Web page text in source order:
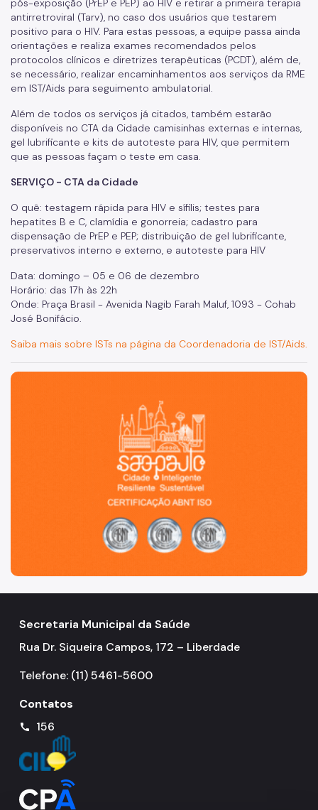
Gestão Participativa
Hospital do Servidor Público Municipal
Judicialização da Saúde
Licitações e Compras Públicas
Atas de Registro de Preços
Editais / Consulta Pública
Manuais de Identidade Visual
Notícias
Ouvidoria
SAMU 192
Tecnologia da Informação e Comunicação
Vigilância em Saúde
pós-exposição (PrEP e PEP) ao HIV e retirar a primeira terapia
antirretroviral (Tarv), no caso dos usuários que testarem
positivo para o HIV. Para estas pessoas, a equipe passa ainda
orientações e realiza exames recomendados pelos
protocolos clínicos e diretrizes terapêuticas (PCDT), além de,
se necessário, realizar encaminhamentos aos serviços da RME
em IST/Aids para seguimento ambulatorial.
Além de todos os serviços já citados, também estarão
disponíveis no CTA da Cidade camisinhas externas e internas,
gel lubrificante e kits de autoteste para HIV, que permitem
que as pessoas façam o teste em casa.
SERVIÇO - CTA da Cidade
O quê: testagem rápida para HIV e sífilis; testes para
hepatites B e C, clamídia e gonorreia; cadastro para
dispensação de PrEP e PEP; distribuição de gel lubrificante,
preservativos interno e externo, e autoteste para HIV
Data: domingo – 05 e 06 de dezembro
Horário: das 17h às 22h
Onde: Praça Brasil - Avenida Nagib Farah Maluf, 1093 - Cohab
José Bonifácio.
Saiba mais sobre ISTs na página da Coordenadoria de IST/Aids.
São Paulo, cidade inteligente, resiliente e sustentável
Secretaria Municipal da Saúde
Rua Dr. Siqueira Campos, 172 – Liberdade
Telefone: (11) 5461-5600
Contatos
call 156